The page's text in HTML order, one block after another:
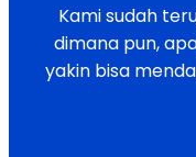
Kami sudah
dimana pun,
yakin bisa